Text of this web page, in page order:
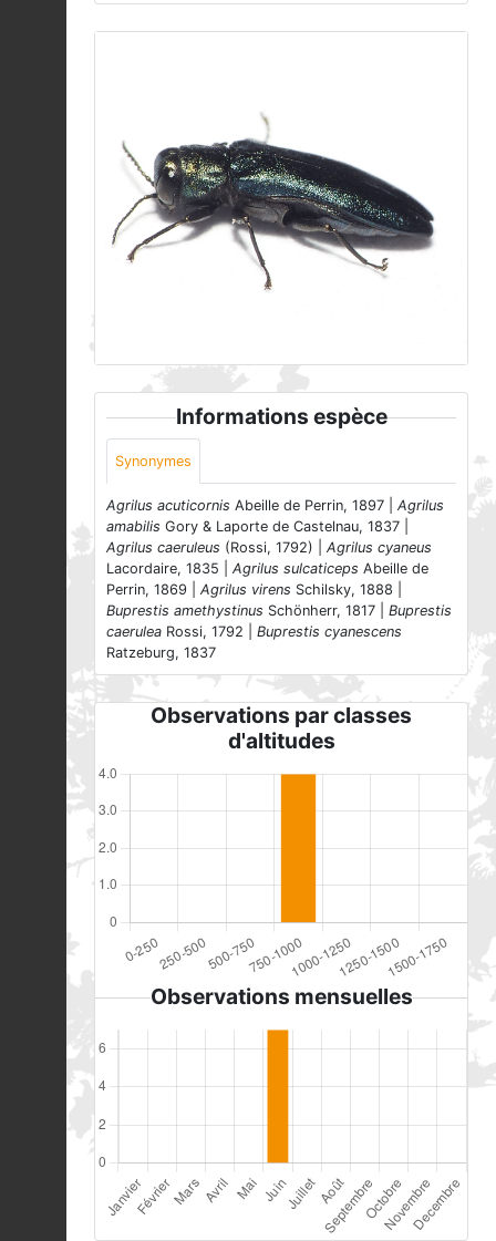
Previous
Informations espèce
Synonymes
Agrilus acuticornis Abeille de Perrin, 1897 | Agrilus
amabilis Gory & Laporte de Castelnau, 1837 |
Agrilus caeruleus (Rossi, 1792) | Agrilus cyaneus
Lacordaire, 1835 | Agrilus sulcaticeps Abeille de
Perrin, 1869 | Agrilus virens Schilsky, 1888 |
Buprestis amethystinus Schönherr, 1817 | Buprestis
caerulea Rossi, 1792 | Buprestis cyanescens
Ratzeburg, 1837
Observations par classes
d'altitudes
Observations mensuelles